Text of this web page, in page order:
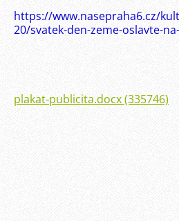
https://www.nasepraha6.cz/
20/svatek-den-zeme-oslavte-
plakat-publicita.docx (335746)